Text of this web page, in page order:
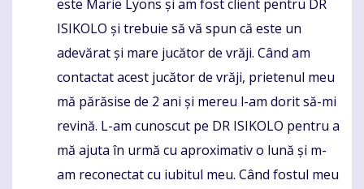
este Marie Lyons și am fost client pentru DR
ISIKOLO și trebuie să vă spun că este un
adevărat și mare jucător de vrăji. Când am
contactat acest jucător de vrăji, prietenul meu
mă părăsise de 2 ani și mereu l-am dorit să-mi
revină. L-am cunoscut pe DR ISIKOLO pentru a
mă ajuta în urmă cu aproximativ o lună și m-
am reconectat cu iubitul meu. Când fostul meu